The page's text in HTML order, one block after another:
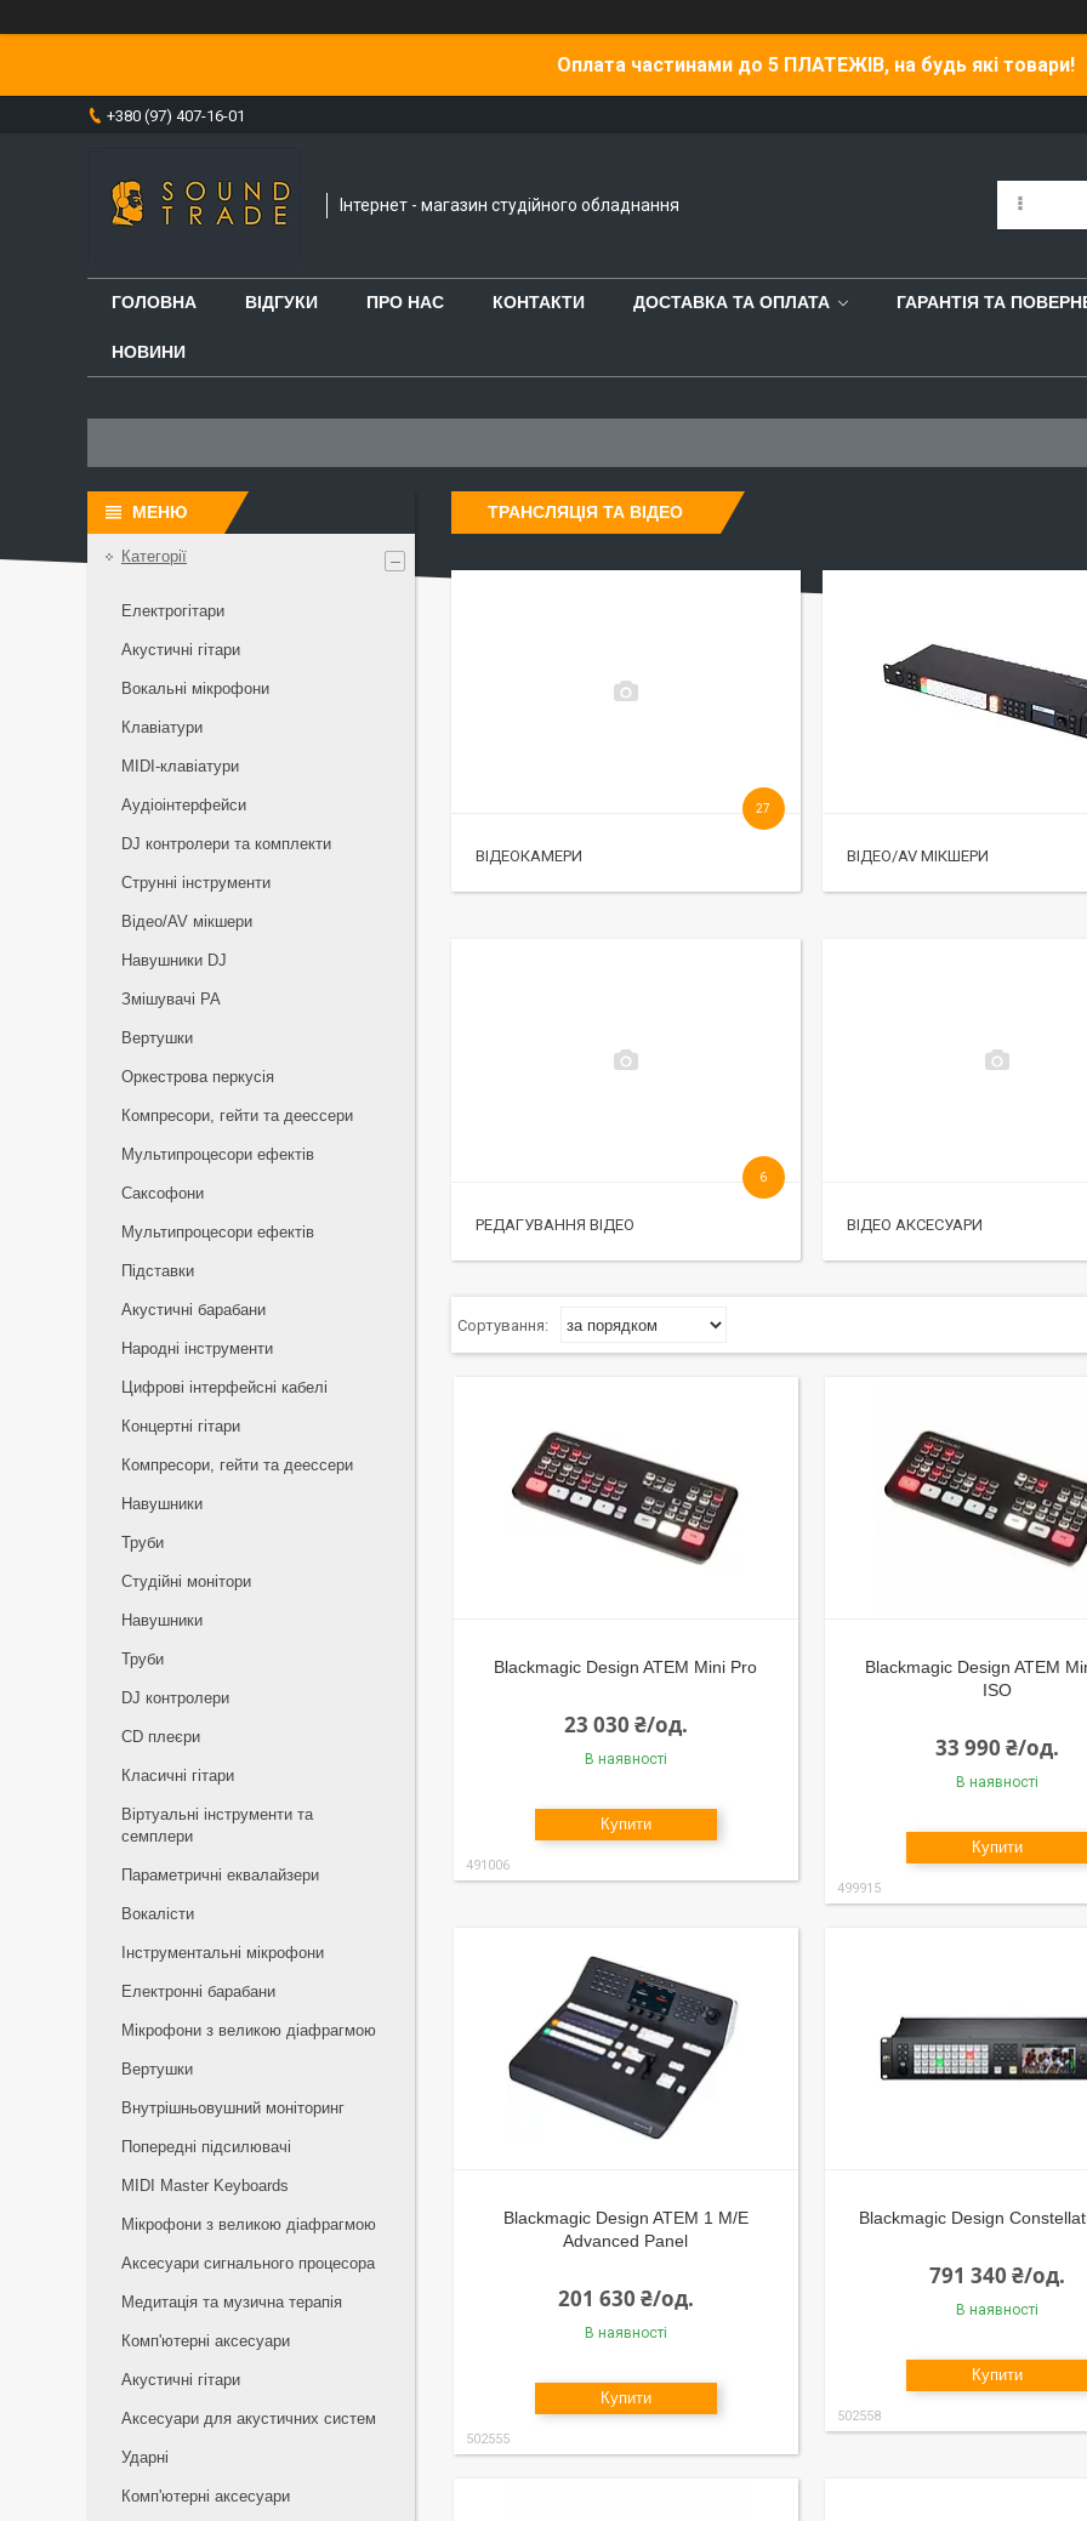
Оплата частинами до 5 ПЛАТЕЖІВ, на будь які товари!
+380 (97) 407-16-01
Інтернет - магазин студійного обладнання
ГОЛОВНА ВІДГУКИ ПРО НАС КОНТАКТИ ДОСТАВКА ТА ОПЛАТА ГАРАНТІЯ ТА
НОВИНИ
ТРАНСЛЯЦІЯ ТА ВІДЕО
ВІДЕОКАМЕРИ
27
ВІДЕО/AV МІКШЕРИ
РЕДАГУВАННЯ ВІДЕО
6
ВІДЕО АКСЕСУАРИ
Blackmagic Design ATEM Mini Pro
23 030 ₴/од.
В наявності
Купити
491006
Blackmagic Design ATEM
ISO
33 990 ₴/од.
В наявності
Купити
499915
Blackmagic Design ATEM 1 M/E
Advanced Panel
201 630 ₴/од.
В наявності
Купити
502555
Blackmagic Design
791 340 ₴/од.
В наявності
Купити
502558
Категорії
Електрогітари
Акустичні гітари
Вокальні мікрофони
Клавіатури
MIDI-клавіатури
Аудіоінтерфейси
DJ контролери та комплекти
Струнні інструменти
Відео/AV мікшери
Навушники DJ
Змішувачі PA
Вертушки
Оркестрова перкусія
Компресори, гейти та деессери
Мультипроцесори ефектів
Саксофони
Мультипроцесори ефектів
Підставки
Акустичні барабани
Народні інструменти
Цифрові інтерфейсні кабелі
Концертні гітари
Компресори, гейти та деессери
Навушники
Труби
Студійні монітори
Навушники
Труби
DJ контролери
CD плеєри
Класичні гітари
Віртуальні інструменти та
семплери
Параметричні еквалайзери
Вокалісти
Інструментальні мікрофони
Електронні барабани
Мікрофони з великою діафрагмою
Вертушки
Внутрішньовушний моніторинг
Попередні підсилювачі
MIDI Master Keyboards
Мікрофони з великою діафрагмою
Аксесуари сигнального процесора
Медитація та музична терапія
Комп'ютерні аксесуари
Акустичні гітари
Аксесуари для акустичних систем
Ударні
Комп'ютерні аксесуари